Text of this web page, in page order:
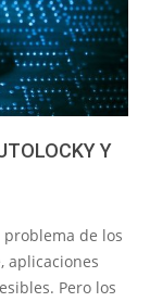
Y
de los
aplicaciones
Pero los